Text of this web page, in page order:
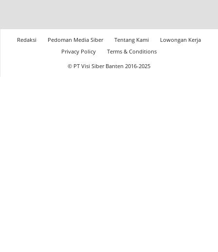
Redaksi Pedoman Media Siber Tentang Kami
Lowongan Kerja
Privacy Policy
Terms & Conditions
© PT Visi Siber Banten 2016-2025